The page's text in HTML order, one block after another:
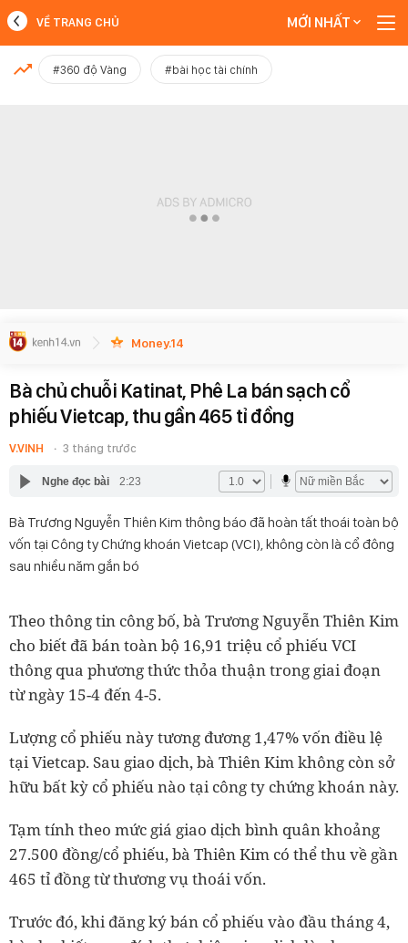
MỚI NHẤT
VỀ TRANG CHỦ MỚI NHẤT
#360 độ Vàng #bài học tài chính
Money.14
Bà chủ chuỗi Katinat, Phê La bán sạch cổ
phiếu Vietcap, thu gần 465 tỉ đồng
V.VINH 3 tháng trước
Nghe đọc bài 2:23
Bà Trương Nguyễn Thiên Kim thông báo đã hoàn tất thoái toàn bộ
vốn tại Công ty Chứng khoán Vietcap (VCI), không còn là cổ đông
sau nhiều năm gắn bó
Theo thông tin công bố, bà Trương Nguyễn Thiên Kim
cho biết đã bán toàn bộ 16,91 triệu cổ phiếu VCI
thông qua phương thức thỏa thuận trong giai đoạn
từ ngày 15-4 đến 4-5.
Lượng cổ phiếu này tương đương 1,47% vốn điều lệ
tại Vietcap. Sau giao dịch, bà Thiên Kim không còn sở
hữu bất kỳ cổ phiếu nào tại công ty chứng khoán này.
Tạm tính theo mức giá giao dịch bình quân khoảng
27.500 đồng/cổ phiếu, bà Thiên Kim có thể thu về gần
465 tỉ đồng từ thương vụ thoái vốn.
Trước đó, khi đăng ký bán cổ phiếu vào đầu tháng 4,